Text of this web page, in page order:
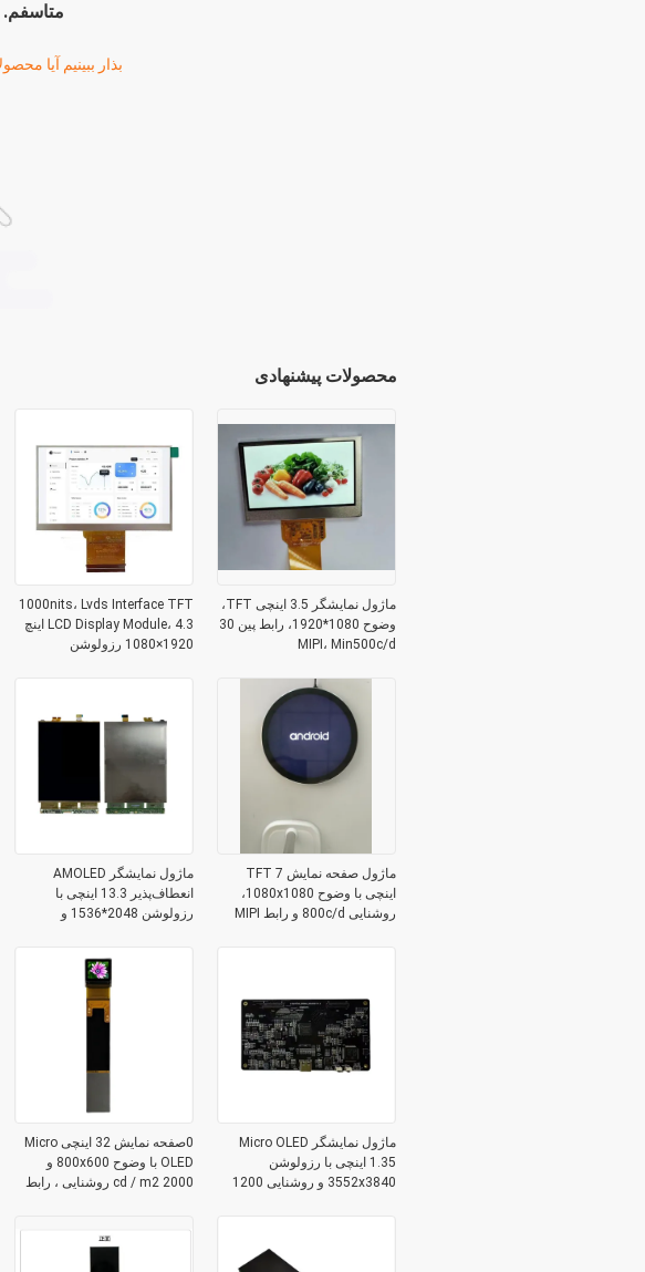
بذار ببینیم آیا
محصولات پیشنهادی
1000nits، Lvds Interface TFT
LCD Display Module، 4.3 اینچ
1920×1080 رزولوشن
ماژول نمایشگر 3.5 اینچی TFT،
وضوح 1080*1920، رابط پین 30
MIPI، Min500c/d
ماژول نمایشگر AMOLED
انعطاف‌پذیر 13.3 اینچی با
رزولوشن 2048*1536 و
ماژول صفحه نمایش TFT 7
اینچی با وضوح 1080x1080،
روشنایی 800c/d و رابط MIPI
0صفحه نمایش 32 اینچی Micro
OLED با وضوح 800x600 و
2000 cd / m2 روشنایی ، رابط
ماژول نمایشگر Micro OLED
1.35 اینچی با رزولوشن
3552x3840 و روشنایی 1200